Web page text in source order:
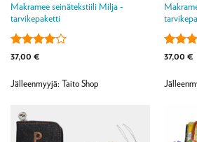
Makramee seinätekstiili Milja -
tarvikepaketti
Arvostelu
4 / 5
37,00 €
Jälleenmyyjä: Taito Shop
/ 5
37,00 €